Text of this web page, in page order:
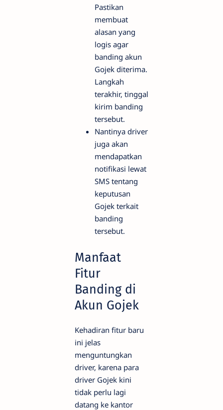
Pastikan
membuat
alasan yang
logis agar
banding akun
Gojek diterima.
Langkah
terakhir, tinggal
kirim banding
tersebut.
Nantinya driver
juga akan
mendapatkan
notifikasi lewat
SMS tentang
keputusan
Gojek terkait
banding
tersebut.
Manfaat
Fitur
Banding di
Akun Gojek
Kehadiran fitur baru
ini jelas
menguntungkan
driver, karena para
driver Gojek kini
tidak perlu lagi
datang ke kantor